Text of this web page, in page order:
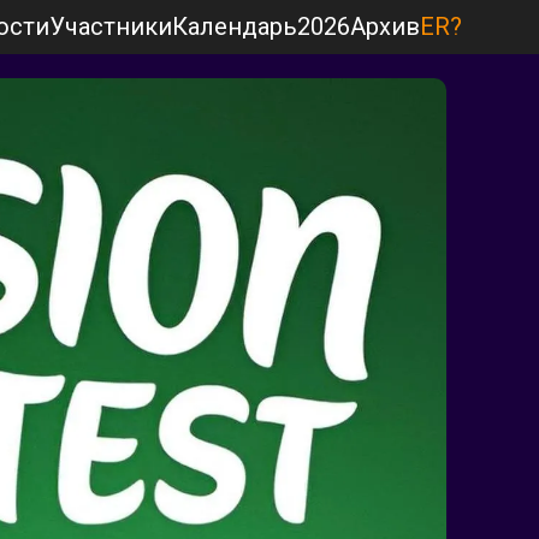
УчастникиКалендарь2026АрхивER?